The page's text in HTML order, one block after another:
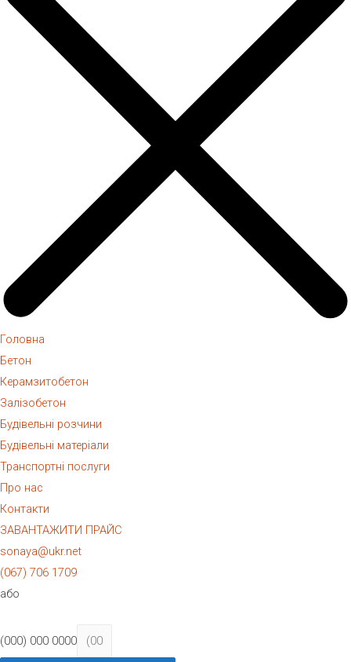
Головна
Бетон
Керамзитобетон
Залізобетон
Будівельні розчини
Будівельні матеріали
Транспортні послуги
Про нас
Контакти
ЗАВАНТАЖИТИ ПРАЙС
sonaya@ukr.net
(067) 706 1709
або
(000) 000 0000